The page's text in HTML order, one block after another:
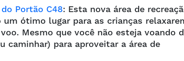
Portão C48: Esta nova área de
ótimo lugar para as crianças
Mesmo que você não esteja voando
caminhar) para aproveitar a área de